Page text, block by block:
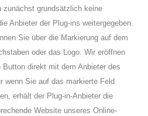
zunächst grundsätzlich keine
Anbieter der Plug-ins weitergegeben.
Sie über die Markierung auf dem
oder das Logo. Wir eröffnen
Button direkt mit dem Anbieter des
wenn Sie auf das markierte Feld
erhält der Plug-in-Anbieter die
Website unseres Online-